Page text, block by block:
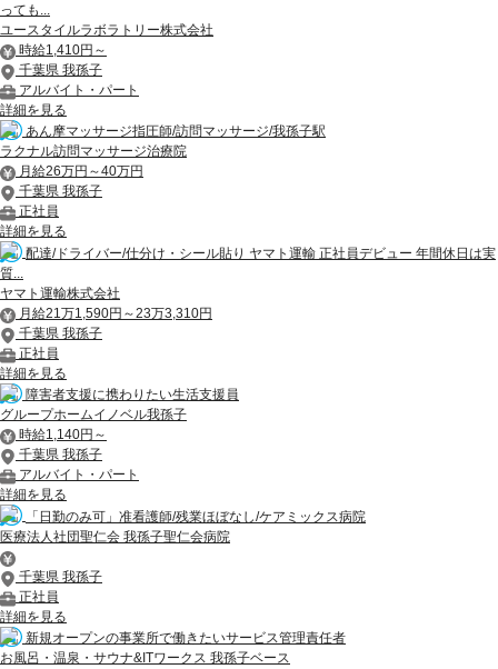
っても...
ユースタイルラボラトリー株式会社
時給1,410円～
千葉県 我孫子
アルバイト・パート
詳細を見る
あん摩マッサージ指圧師/訪問マッサージ/我孫子駅
ラクナル訪問マッサージ治療院
月給26万円～40万円
千葉県 我孫子
正社員
詳細を見る
配達/ドライバー/仕分け・シール貼り ヤマト運輸 正社員デビュー 年間休日は実
質...
ヤマト運輸株式会社
月給21万1,590円～23万3,310円
千葉県 我孫子
正社員
詳細を見る
障害者支援に携わりたい生活支援員
グループホームイノベル我孫子
時給1,140円～
千葉県 我孫子
アルバイト・パート
詳細を見る
「日勤のみ可」准看護師/残業ほぼなし/ケアミックス病院
医療法人社団聖仁会 我孫子聖仁会病院
千葉県 我孫子
正社員
詳細を見る
新規オープンの事業所で働きたいサービス管理責任者
お風呂・温泉・サウナ&ITワークス 我孫子ベース